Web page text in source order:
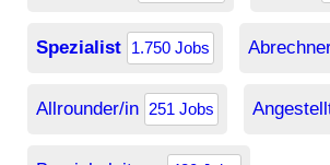
Spezialist 1.750 Jobs
Allrounder/in 251 Jobs